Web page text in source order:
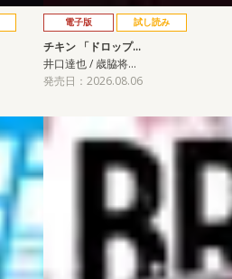
電子版 試し読み
チキン 「ドロップ…
井口達也 / 歳脇将…
発売日：2026.08.06